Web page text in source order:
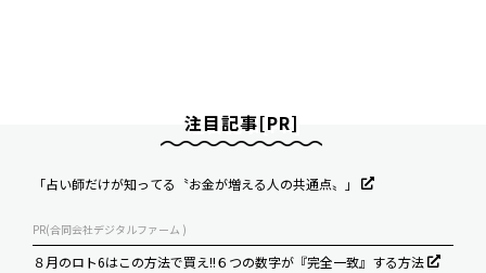
注目記事[PR]
「占い師だけが知ってる〝お金が増える人の共通点〟」
PR(合同会社デジタルファーム )
８月のロト6はこの方法で買え!!６つの数字が『完全一致』する方法